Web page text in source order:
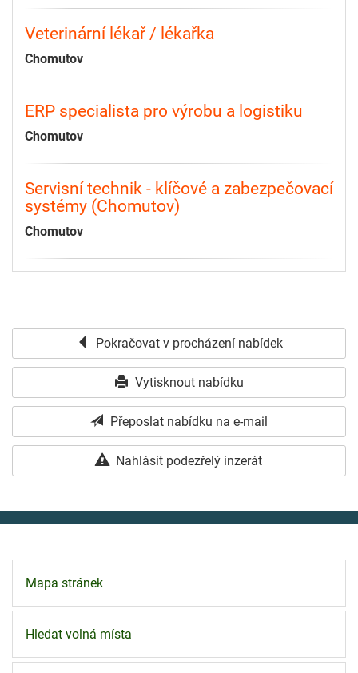
Veterinární lékař / lékařka
Chomutov
ERP specialista pro výrobu a logistiku
Chomutov
Servisní technik - klíčové a zabezpečovací
systémy (Chomutov)
Chomutov
Pokračovat v procházení nabídek
Vytisknout nabídku
Přeposlat nabídku na e-mail
Nahlásit podezřelý inzerát
Mapa stránek
Hledat volná místa